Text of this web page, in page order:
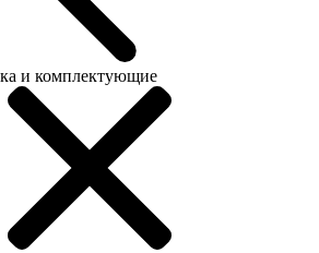
и комплектующие